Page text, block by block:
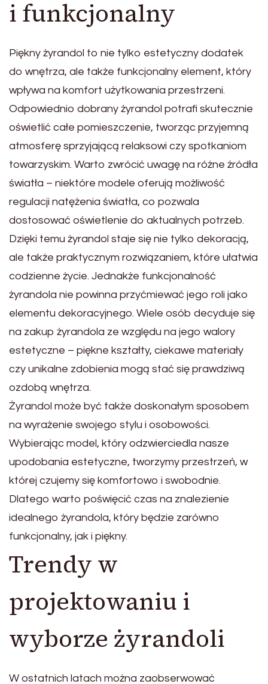
i funkcjonalny
Piękny żyrandol to nie tylko estetyczny dodatek
do wnętrza, ale także funkcjonalny element, który
wpływa na komfort użytkowania przestrzeni.
Odpowiednio dobrany żyrandol potrafi skutecznie
oświetlić całe pomieszczenie, tworząc przyjemną
atmosferę sprzyjającą relaksowi czy spotkaniom
towarzyskim. Warto zwrócić uwagę na różne źródła
światła – niektóre modele oferują możliwość
regulacji natężenia światła, co pozwala
dostosować oświetlenie do aktualnych potrzeb.
Dzięki temu żyrandol staje się nie tylko dekoracją,
ale także praktycznym rozwiązaniem, które ułatwia
codzienne życie. Jednakże funkcjonalność
żyrandola nie powinna przyćmiewać jego roli jako
elementu dekoracyjnego. Wiele osób decyduje się
na zakup żyrandola ze względu na jego walory
estetyczne – piękne kształty, ciekawe materiały
czy unikalne zdobienia mogą stać się prawdziwą
ozdobą wnętrza.
Żyrandol może być także doskonałym sposobem
na wyrażenie swojego stylu i osobowości.
Wybierając model, który odzwierciedla nasze
upodobania estetyczne, tworzymy przestrzeń, w
której czujemy się komfortowo i swobodnie.
Dlatego warto poświęcić czas na znalezienie
idealnego żyrandola, który będzie zarówno
funkcjonalny, jak i piękny.
Trendy w
projektowaniu i
wyborze żyrandoli
W ostatnich latach można zaobserwować